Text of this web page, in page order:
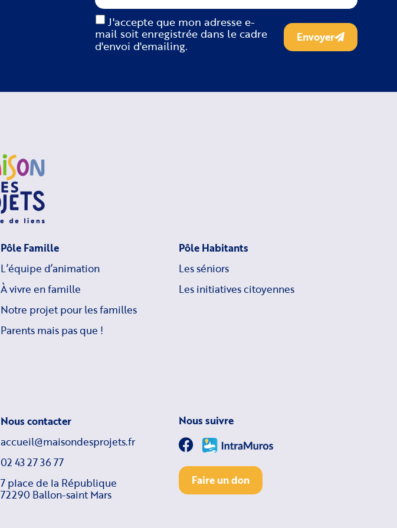
J'accepte que mon adresse e-
mail soit enregistrée dans le cadre
d'envoi d'emailing.
Envoyer
Pôle Famille
L’équipe d’animation
À vivre en famille
Notre projet pour les familles
Parents mais pas que !
Pôle Habitants
Les séniors
Les initiatives citoyennes
Nous contacter
accueil@maisondesprojets.fr
02 43 27 36 77
7 place de la République
72290 Ballon-saint Mars
Nous suivre
Faire un don